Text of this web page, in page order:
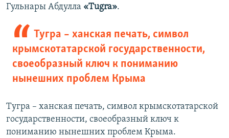
Гульнары Абдулла «Tugra».
Тугра – ханская печать, символ
крымскотатарской государственности,
своеобразный ключ к пониманию
нынешних проблем Крыма
Тугра – ханская печать, символ крымскотатарской
государственности, своеобразный ключ к
пониманию нынешних проблем Крыма.